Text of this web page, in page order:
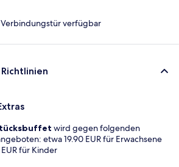
verfügbar
wird gegen folgenden
etwa 19.90 EUR für Erwachsene
für Kinder